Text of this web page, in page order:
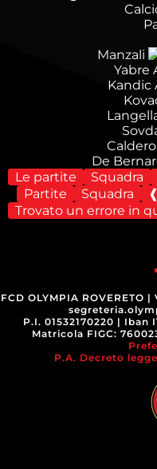
Manzali
Yabre
Kandic
De
Le partite
Squadra
Partite
Squadra
Trovato un errore in
FCD OLYMPIA ROVERETO |
P.I. 01532170220 | Iban
Matricola FIGC:
P.A. Decreto